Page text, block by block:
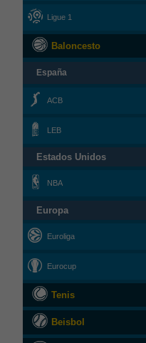
Ligue 1
Baloncesto
España
ACB
LEB
Estados Unidos
NBA
Europa
Euroliga
Eurocup
Tenis
Beisbol